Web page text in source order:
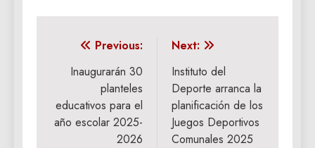
Navegación
entradas
Previous:
Inaugurarán 30
planteles
educativos para el
año escolar 2025-
2026
Next:
Instituto del
Deporte arranca la
planificación de los
Juegos Deportivos
Comunales 2025